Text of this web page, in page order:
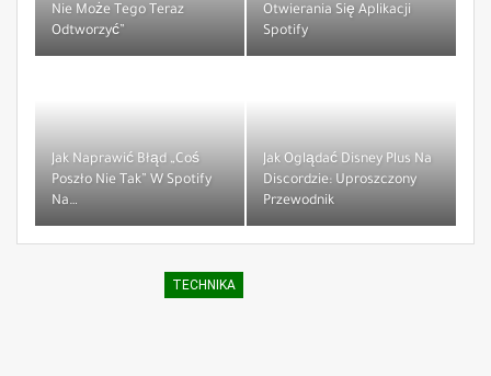
Nie Może Tego Teraz
Odtworzyć”
Otwierania Się Aplikacji
Spotify
Jak Naprawić Błąd „Coś
Poszło Nie Tak” W Spotify
Na…
Jak Oglądać Disney Plus Na
Discordzie: Uproszczony
Przewodnik
TECHNIKA